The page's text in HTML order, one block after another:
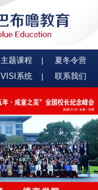
主题课程
夏冬令营
VISI系统 联系我们